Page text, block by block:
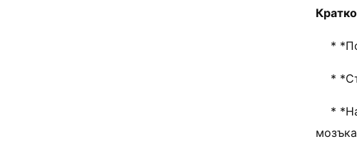
*
*
*